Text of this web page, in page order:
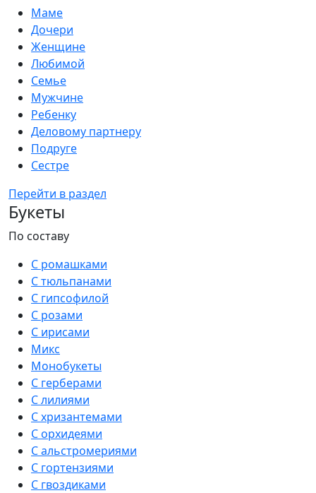
Маме
Дочери
Женщине
Любимой
Семье
Мужчине
Ребенку
Деловому партнеру
Подруге
Сестре
Перейти в раздел
Букеты
По составу
С ромашками
С тюльпанами
С гипсофилой
С розами
С ирисами
Микс
Монобукеты
С герберами
С лилиями
С хризантемами
С орхидеями
С альстромериями
С гортензиями
С гвоздиками